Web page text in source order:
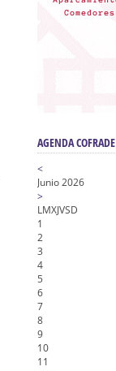
AGENDA COFRADE
<
Junio 2026
>
LMXJVSD
1
2
3
4
5
6
7
8
9
10
11